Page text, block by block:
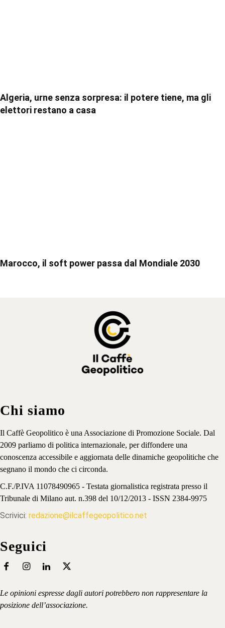
Algeria, urne senza sorpresa: il potere tiene, ma gli
elettori restano a casa
Marocco, il soft power passa dal Mondiale 2030
Chi siamo
Il Caffè Geopolitico è una Associazione di Promozione Sociale. Dal
2009 parliamo di politica internazionale, per diffondere una
conoscenza accessibile e aggiornata delle dinamiche geopolitiche che
segnano il mondo che ci circonda.
C.F./P.IVA 11078490965 - Testata giornalistica registrata presso il
Tribunale di Milano aut. n.398 del 10/12/2013 - ISSN 2384-9975
Scrivici: redazione@ilcaffegeopolitico.net
Seguici
Le opinioni espresse dagli autori potrebbero non rappresentare la
posizione dell’associazione.